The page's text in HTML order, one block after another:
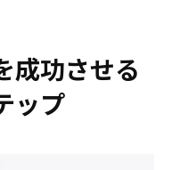
める
宮城県での実践
成功させる
ップ